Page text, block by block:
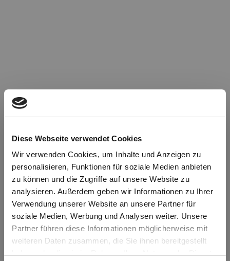
Diese Webseite verwendet Cookies
Wir verwenden Cookies, um Inhalte und Anzeigen zu
personalisieren, Funktionen für soziale Medien anbieten
zu können und die Zugriffe auf unsere Website zu
analysieren. Außerdem geben wir Informationen zu Ihrer
Verwendung unserer Website an unsere Partner für
soziale Medien, Werbung und Analysen weiter. Unsere
Partner führen diese Informationen möglicherweise mit
weiteren Daten zusammen, die Sie ihnen bereitgestellt
Oops!
Something went wrong. Please try refreshing the
app
Refresh